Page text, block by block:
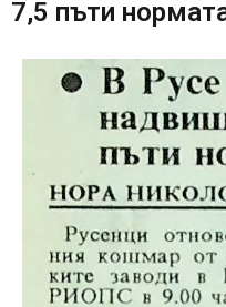
7,5 пъти